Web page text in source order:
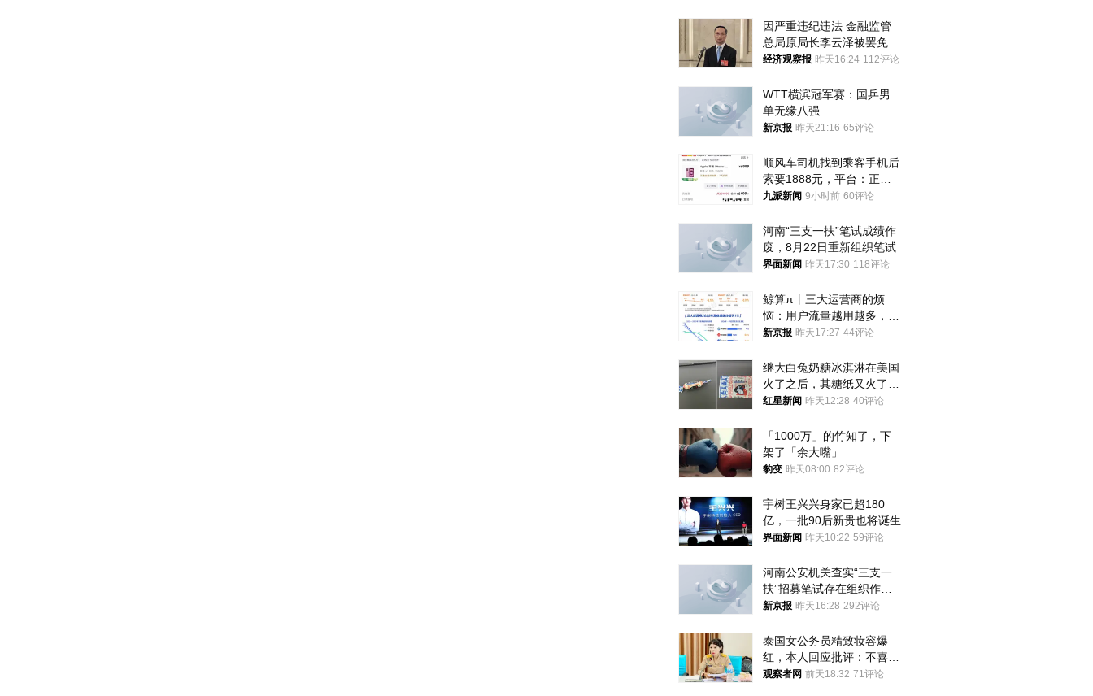
因严重违纪违法 金融监管
总局原局长李云泽被罢免全
国人大代表
经济观察报 昨天16:24 112评论
WTT横滨冠军赛：国乒男
单无缘八强
新京报 昨天21:16 65评论
顺风车司机找到乘客手机后
索要1888元，平台：正和
司机沟通协商
九派新闻 9小时前 60评论
河南“三支一扶”笔试成绩作
废，8月22日重新组织笔试
界面新闻 昨天17:30 118评论
鲸算π丨三大运营商的烦
恼：用户流量越用越多，收
入却越来越少
新京报 昨天17:27 44评论
继大白兔奶糖冰淇淋在美国
火了之后，其糖纸又火了！
海外博主盛赞：平面设计经
红星新闻 昨天12:28 40评论
「1000万」的竹知了，下
架了「余大嘴」
豹变 昨天08:00 82评论
宇树王兴兴身家已超180
亿，一批90后新贵也将诞生
界面新闻 昨天10:22 59评论
河南公安机关查实“三支一
扶”招募笔试存在组织作弊
犯罪行为
新京报 昨天16:28 292评论
泰国女公务员精致妆容爆
红，本人回应批评：不喜欢
就别看
观察者网 前天18:32 71评论